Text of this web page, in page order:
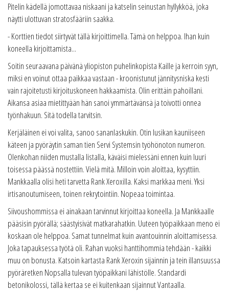
Pitelin kädellä jomottavaa niskaani ja katselin seinustan hyllykköä, joka
näytti ulottuvan stratosfääriin saakka.
- Korttien tiedot siirtyvät tällä kirjoittimella. Tämä on helppoa. Ihan kuin
koneella kirjoittamista...
Soitin seuraavana päivänä yliopiston puhelinkopista Kaille ja kerroin syyn,
miksi en voinut ottaa paikkaa vastaan - kroonistunut jännitysniska kesti
vain rajoitetusti kirjoituskoneen hakkaamista. Olin erittäin pahoillani.
Aikansa asiaa mietittyään hän sanoi ymmärtävänsä ja toivotti onnea
työnhakuun. Sitä todella tarvitsin.
Kerjäläinen ei voi valita, sanoo sananlaskukin. Otin lusikan kauniiseen
käteen ja pyöräytin saman tien Servi Systemsin työhönoton numeron.
Olenkohan niiden mustalla listalla, käväisi mielessäni ennen kuin luuri
toisessa päässä nostettiin. Vielä mitä. Milloin voin aloittaa, kysyttiin.
Mankkaalla olisi heti tarvetta Rank Xeroxilla. Kaksi markkaa meni. Yksi
irtisanoutumiseen, toinen rekrytointiin. Nopeaa toimintaa.
Siivoushommissa ei ainakaan tarvinnut kirjoittaa koneella. Ja Mankkaalle
pääsisin pyörällä; säästyisivät matkarahatkin. Uuteen työpaikkaan meno ei
koskaan ole helppoa. Samat tunnelmat kuin avantouinnin aloittamisessa.
Joka tapauksessa työtä oli. Rahan vuoksi hanttihommia tehdään - kaikki
muu on bonusta. Katsoin kartasta Rank Xeroxin sijainnin ja tein illansuussa
pyöräretken Nopsalla tulevan työpaikkani lähistölle. Standardi
betonikolossi, tällä kertaa se ei kuitenkaan sijainnut Vantaalla.